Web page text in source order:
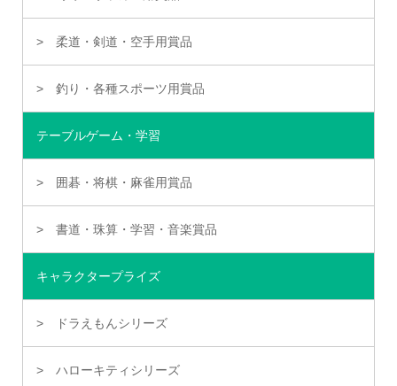
柔道・剣道・空手用賞品
釣り・各種スポーツ用賞品
テーブルゲーム・学習
囲碁・将棋・麻雀用賞品
書道・珠算・学習・音楽賞品
キャラクタープライズ
ドラえもんシリーズ
ハローキティシリーズ